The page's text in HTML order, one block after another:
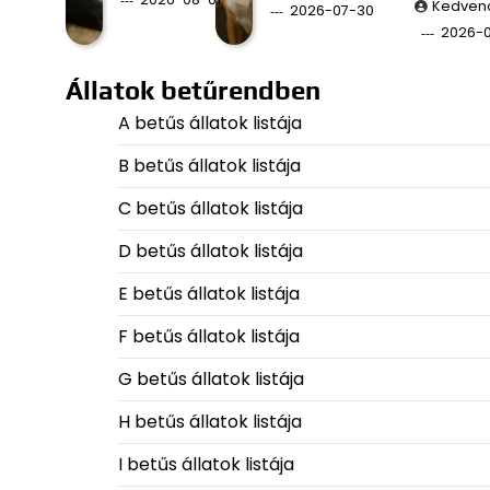
2026-07-30
2026-
Állatok betűrendben
A betűs állatok listája
B betűs állatok listája
C betűs állatok listája
D betűs állatok listája
E betűs állatok listája
F betűs állatok listája
G betűs állatok listája
H betűs állatok listája
I betűs állatok listája